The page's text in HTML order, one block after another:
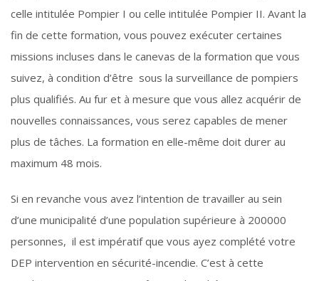
celle intitulée Pompier I ou celle intitulée Pompier II. Avant la
fin de cette formation, vous pouvez exécuter certaines
missions incluses dans le canevas de la formation que vous
suivez, à condition d’être sous la surveillance de pompiers
plus qualifiés. Au fur et à mesure que vous allez acquérir de
nouvelles connaissances, vous serez capables de mener
plus de tâches. La formation en elle-même doit durer au
maximum 48 mois.
Si en revanche vous avez l’intention de travailler au sein
d’une municipalité d’une population supérieure à 200000
personnes, il est impératif que vous ayez complété votre
DEP intervention en sécurité-incendie. C’est à cette